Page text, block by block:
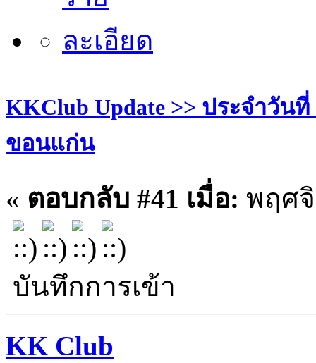
KKClub Update >> ประจำวันที่
ขอนแก่น
« ตอบกลับ #41 เมื่อ: พฤศจิ
บันทึกการเข้า
KK Club